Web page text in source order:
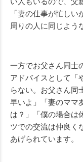
「妻の仕事が忙し
周りの人に同じよう
一方でお父さん同士
アドバイスとして「
らない。お父さん同
早いよ」「妻のママ
は？」「僕の場合は
ツでの交流は仲良く
あげられています。